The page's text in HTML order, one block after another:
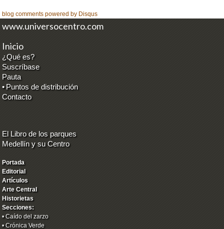
blog comments powered by Disqus
www.universocentro.com
Inicio
¿Qué es?
Suscríbase
Pauta
• Puntos de distribución
Contacto
El Libro de los parques
Medellín y su Centro
Portada
Editorial
Artículos
Arte Central
Historietas
Secciones:
•Caído del zarzo
•Crónica Verde